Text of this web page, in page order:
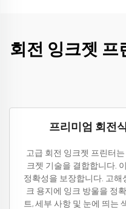
회전 잉크젯 프
프리미엄 회전
고급 회전 잉크젯 프린터
크젯 기술을 결합합니다.
정확성을 보장합니다. 고해
크 용지에 잉크 방울을 정
트, 세부 사항 및 눈에 띄는